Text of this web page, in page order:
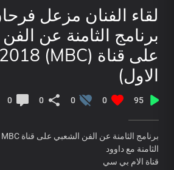
لقاء الفنان مزعل
برنامج الثامنة عن
الاول)
95
0
0
0
0
برنامج الثامنة عن الفن الشعبي على قناة MBC
الثامنة مع داوود
قناة الام بي سي